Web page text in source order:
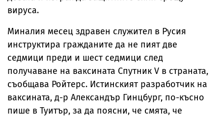
вируса.
Миналия месец здравен служител в Русия
инструктира гражданите да не пият две
седмици преди и шест седмици след
получаване на ваксината Спутник V в страната,
съобщава Ройтерс. Истинският разработчик на
ваксината, д-р Александър Гинцбург, по-късно
пише в Туитър, за да поясни, че смята, че